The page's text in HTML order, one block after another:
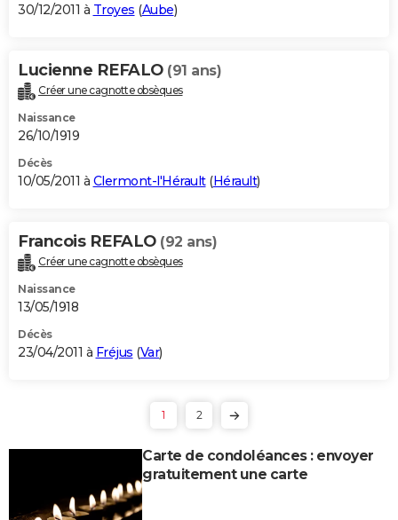
30/12/2011 à Troyes (Aube)
Lucienne REFALO (91 ans)
Créer une cagnotte obsèques
Naissance
26/10/1919
Décès
10/05/2011 à Clermont-l'Hérault(Hérault)
Francois REFALO (92 ans)
Créer une cagnotte obsèques
Naissance
13/05/1918
Décès
23/04/2011 à Fréjus (Var)
1 2
Carte de condoléances : envoyer
gratuitement une carte